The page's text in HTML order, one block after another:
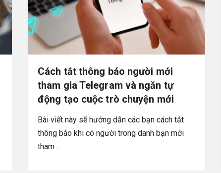
Cách tắt thông báo người mới
tham gia Telegram và ngăn tự
động tạo cuộc trò chuyện mới
Bài viết này sẽ hướng dẫn các bạn cách tắt
thông báo khi có người trong danh bạn mới
tham ...